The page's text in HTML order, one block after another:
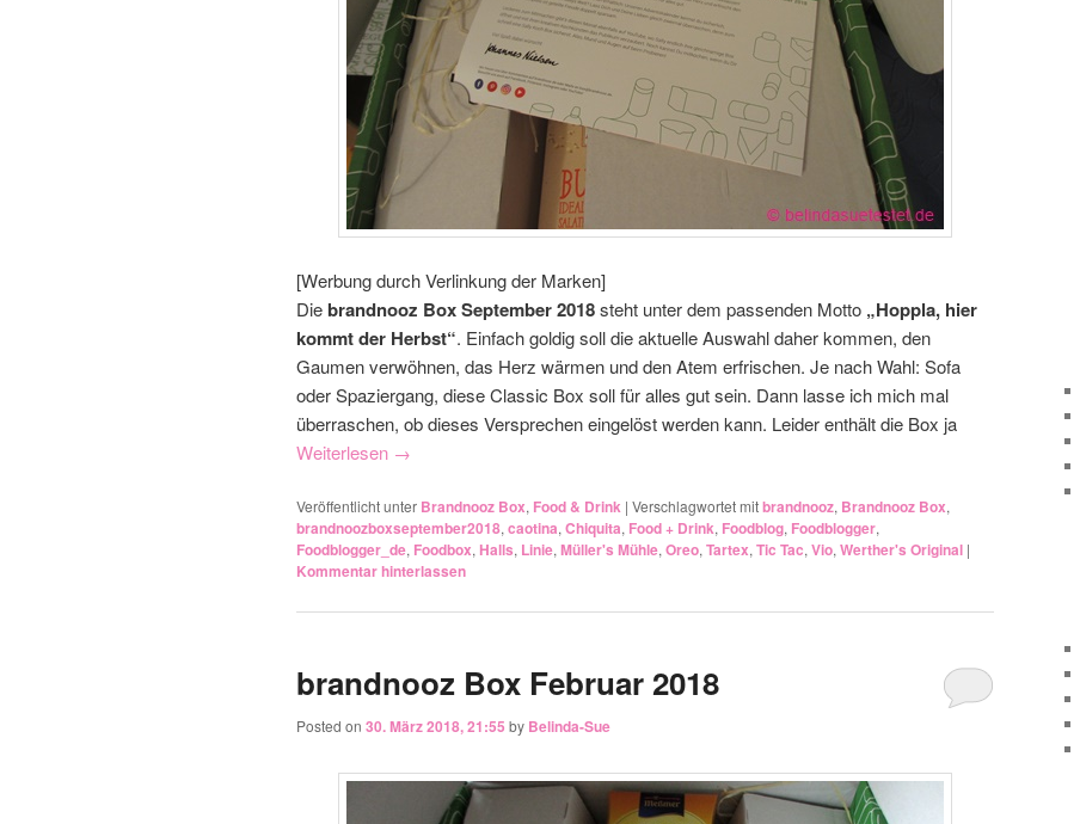
[Werbung durch Verlinkung der Marken]
Diebrandnooz Box September 2018steht unter dem passenden Motto „Hoppla, hier
kommt der Herbst“. Einfach goldig soll die aktuelle Auswahl daher kommen, den
Gaumen verwöhnen, das Herz wärmen und den Atem erfrischen. Je nach Wahl: Sofa
oder Spaziergang, diese Classic Box soll für alles gut sein. Dann lasse ich mich mal
überraschen, ob dieses Versprechen eingelöst werden kann. Leider enthält die Box ja
Weiterlesen →
Veröffentlicht unter Brandnooz Box, Food & Drink | Verschlagwortet mitbrandnooz, Brandnooz Box,
brandnoozboxseptember2018, caotina, Chiquita, Food + Drink, Foodblog, Foodblogger,
Foodblogger_de, Foodbox, Halls, Linie, Müller's Mühle, Oreo, Tartex, Tic Tac, Vio, Werther's Original |
Kommentar hinterlassen
brandnooz Box Februar 2018
Posted on 30. März 2018, 21:55 by Belinda-Sue